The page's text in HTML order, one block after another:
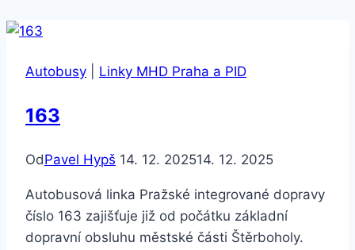
Autobusy Linky MHD Praha a PID
163
OdPavel Hypš 14. 12. 202514. 12. 2025
Autobusová linka Pražské integrované dopravy
číslo 163 zajišťuje již od počátku základní
dopravní obsluhu městské části Štěrboholy.